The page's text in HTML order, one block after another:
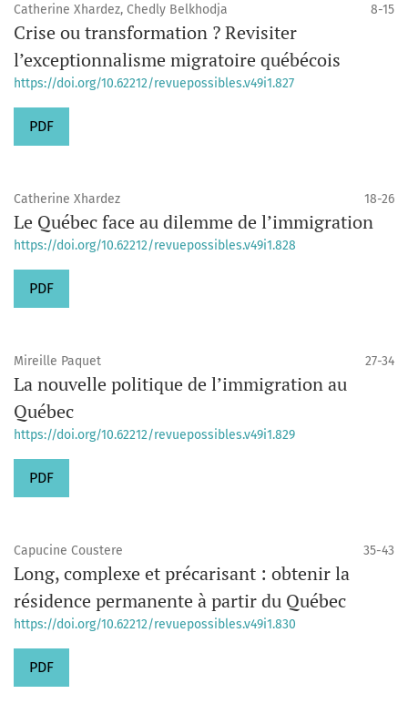
Catherine Xhardez, Chedly Belkhodja 8-15
Crise ou transformation ? Revisiter
l’exceptionnalisme migratoire québécois
https://doi.org/10.62212/revuepossibles.v49i1.827
PDF
Catherine Xhardez 18-26
Le Québec face au dilemme de l’immigration
https://doi.org/10.62212/revuepossibles.v49i1.828
PDF
Mireille Paquet 27-34
La nouvelle politique de l’immigration au
Québec
https://doi.org/10.62212/revuepossibles.v49i1.829
PDF
Capucine Coustere 35-43
Long, complexe et précarisant : obtenir la
résidence permanente à partir du Québec
https://doi.org/10.62212/revuepossibles.v49i1.830
PDF